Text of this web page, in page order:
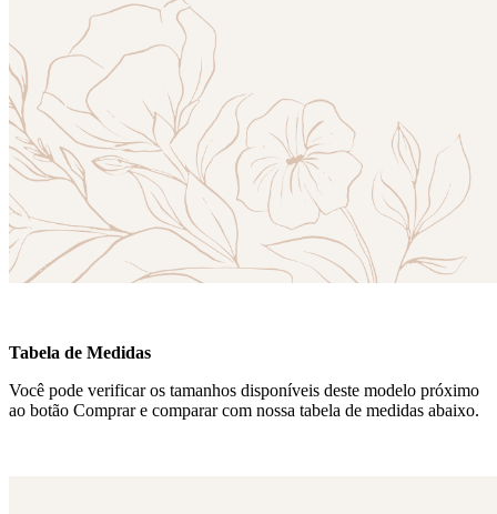
Tabela de Medidas
Você pode verificar os tamanhos disponíveis deste modelo próximo
ao botão Comprar e comparar com nossa tabela de medidas abaixo.